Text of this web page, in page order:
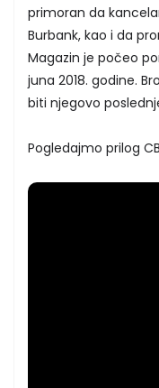
primoran da
Burbank, kao i da
Magazin je počeo
juna 2018. godine.
biti njegovo
Pogledajmo prilog